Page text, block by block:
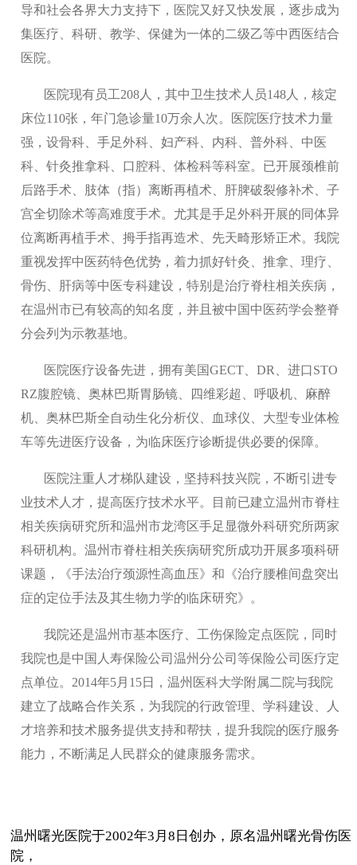
导和社会各界大力支持下，医院又好又快发展，逐步成为
集医疗、科研、教学、保健为一体的二级乙等中西医结合
医院。
医院现有员工208人，其中卫生技术人员148人，核定
床位110张，年门急诊量10万余人次。医院医疗技术力量
强，设骨科、手足外科、妇产科、内科、普外科、中医
科、针灸推拿科、口腔科、体检科等科室。已开展颈椎前
后路手术、肢体（指）离断再植术、肝脾破裂修补术、子
宫全切除术等高难度手术。尤其是手足外科开展的同体异
位离断再植手术、拇手指再造术、先天畸形矫正术。我院
重视发挥中医药特色优势，着力抓好针灸、推拿、理疗、
骨伤、肝病等中医专科建设，特别是治疗脊柱相关疾病，
在温州市已有较高的知名度，并且被中国中医药学会整脊
分会列为示教基地。
医院医疗设备先进，拥有美国GECT、DR、进口STO
RZ腹腔镜、奥林巴斯胃肠镜、四维彩超、呼吸机、麻醉
机、奥林巴斯全自动生化分析仪、血球仪、大型专业体检
车等先进医疗设备，为临床医疗诊断提供必要的保障。
医院注重人才梯队建设，坚持科技兴院，不断引进专
业技术人才，提高医疗技术水平。目前已建立温州市脊柱
相关疾病研究所和温州市龙湾区手足显微外科研究所两家
科研机构。温州市脊柱相关疾病研究所成功开展多项科研
课题，《手法治疗颈源性高血压》和《治疗腰椎间盘突出
症的定位手法及其生物力学的临床研究》。
我院还是温州市基本医疗、工伤保险定点医院，同时
我院也是中国人寿保险公司温州分公司等保险公司医疗定
点单位。2014年5月15日，温州医科大学附属二院与我院
建立了战略合作关系，为我院的行政管理、学科建设、人
才培养和技术服务提供支持和帮扶，提升我院的医疗服务
能力，不断满足人民群众的健康服务需求。
温州曙光医院于2002年3月8日创办，原名温州曙光骨伤医
院，